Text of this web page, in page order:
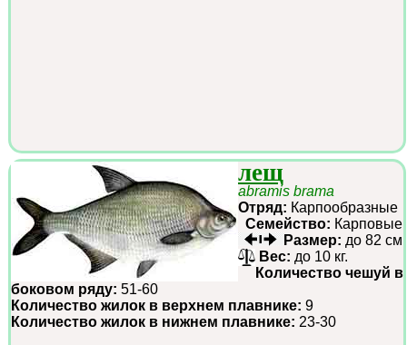
лещ
abramis brama
Отряд: Карпообразные
Семейство: Карповые
Размер: до 82 см
Вес: до 10 кг.
Количество чешуй в
боковом ряду: 51-60
Количество жилок в верхнем плавнике: 9
Количество жилок в нижнем плавнике: 23-30